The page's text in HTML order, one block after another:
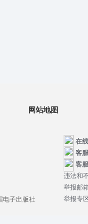
网站地图
电子出版社
在
客
客
违法和
举报邮
举报专